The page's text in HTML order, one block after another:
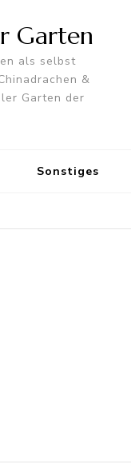
Garten
als selbst
&
Garten der
Sonstiges